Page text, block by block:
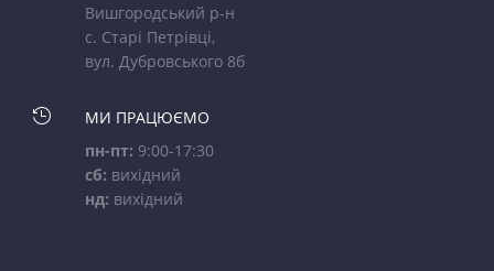
Вишгородський р-н
с. Старі Петрівці,
вул. Дубровського 8б

МИ ПРАЦЮЄМО
пн-пт: 9:00-17:30
сб: вихідний
нд: вихідний